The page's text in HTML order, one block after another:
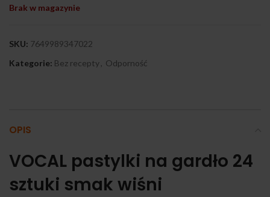
Brak w magazynie
SKU: 7649989347022
Kategorie: Bez recepty Odporność
OPIS
VOCAL pastylki na gardło 24
sztuki smak wiśni